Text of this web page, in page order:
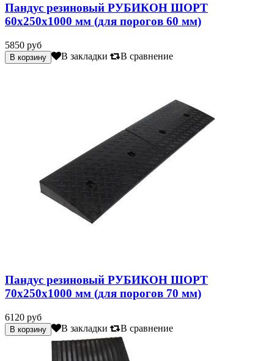
Пандус резиновый РУБИКОН ШОРТ
60х250х1000 мм (для порогов 60 мм)
5850 руб
В закладки В сравнение
Пандус резиновый РУБИКОН ШОРТ
70х250х1000 мм (для порогов 70 мм)
6120 руб
В закладки В сравнение